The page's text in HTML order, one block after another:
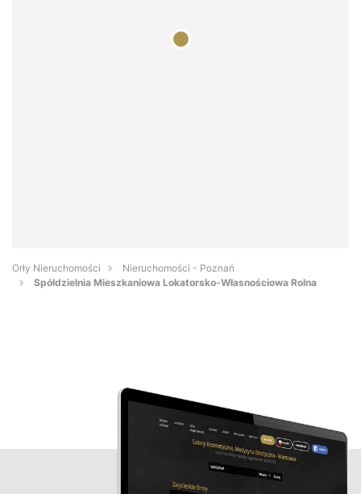
Orły Nieruchomości
Nieruchomości - Poznań
Spółdzielnia Mieszkaniowa Lokatorsko-Własnościowa Rolna